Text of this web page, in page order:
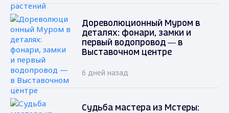
Дореволюционный Муром в
деталях: фонари, замки и
первый водопровод — в
Выставочном центре
6 дней назад
Судьба мастера из Мстеры: